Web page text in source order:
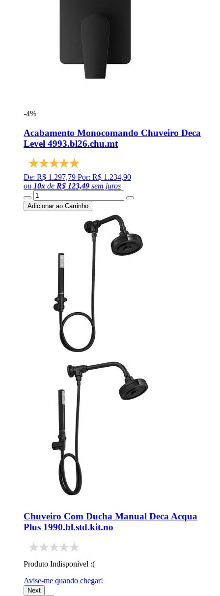
-4%
Acabamento Monocomando Chuveiro Deca
Level 4993.bl26.chu.mt
De: R$ 1.297,79 Por: R$ 1.234,90
ou 10x de R$ 123,49 sem juros
Adicionar ao Carrinho
Chuveiro Com Ducha Manual Deca Acqua
Plus 1990.bl.std.kit.no
Produto Indisponível :(
Avise-me quando chegar!
Next